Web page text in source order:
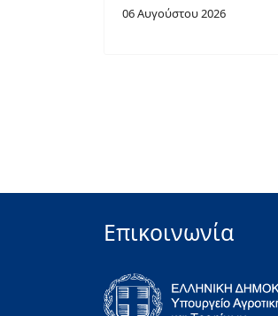
06 Αυγούστου 2026
Επικοινωνία